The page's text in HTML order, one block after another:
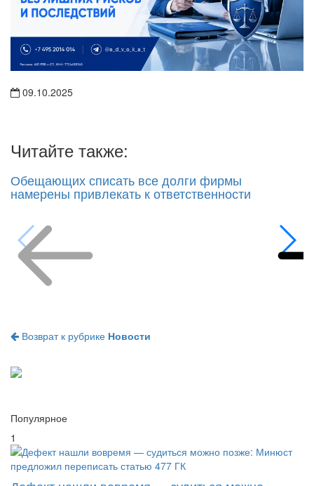
09.10.2025
Читайте также:
Обещающих списать все долги фирмы
намерены привлекать к ответственности
Возврат к рубрике Новости
Популярное
1